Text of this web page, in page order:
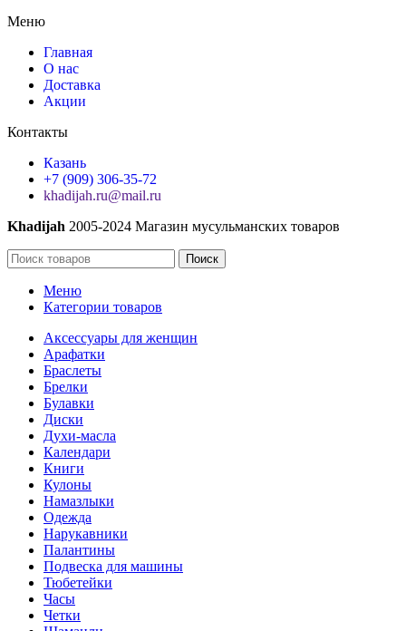
Меню
Главная
О нас
Доставка
Акции
Контакты
Казань
+7 (909) 306-35-72
khadijah.ru@mail.ru
Khadijah 2005-2024 Магазин мусульманских товаров
Поиск
Меню
Категории товаров
Аксессуары для женщин
Арафатки
Браслеты
Брелки
Булавки
Диски
Духи-масла
Календари
Книги
Кулоны
Намазлыки
Одежда
Нарукавники
Палантины
Подвеска для машины
Тюбетейки
Часы
Четки